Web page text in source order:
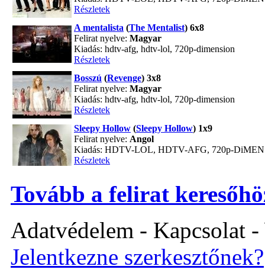
Részletek
A mentalista (The Mentalist) 6x8
Felirat nyelve: Magyar
Kiadás: hdtv-afg, hdtv-lol, 720p-dimension
Részletek
Bosszú (Revenge) 3x8
Felirat nyelve: Magyar
Kiadás: hdtv-afg, hdtv-lol, 720p-dimension
Részletek
Sleepy Hollow (Sleepy Hollow) 1x9
Felirat nyelve: Angol
Kiadás: HDTV-LOL, HDTV-AFG, 720p-
Részletek
Tovább a felirat
Adatvédelem - Kapcsolat
Jelentkezne szerkesztőnek?